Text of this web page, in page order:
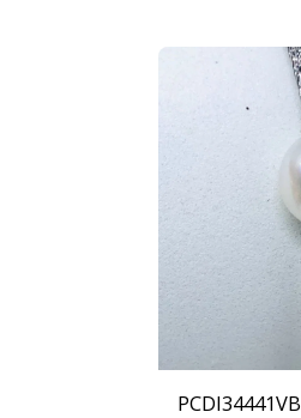
PCDI34441VB